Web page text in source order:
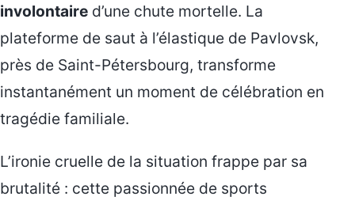
involontaire d’une chute mortelle. La
plateforme de saut à l’élastique de Pavlovsk,
près de Saint-Pétersbourg, transforme
instantanément un moment de célébration en
tragédie familiale.
L’ironie cruelle de la situation frappe par sa
brutalité : cette passionnée de sports